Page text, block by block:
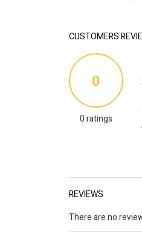
CUSTOMERS
0
0 ratings
REVIEWS
There are no